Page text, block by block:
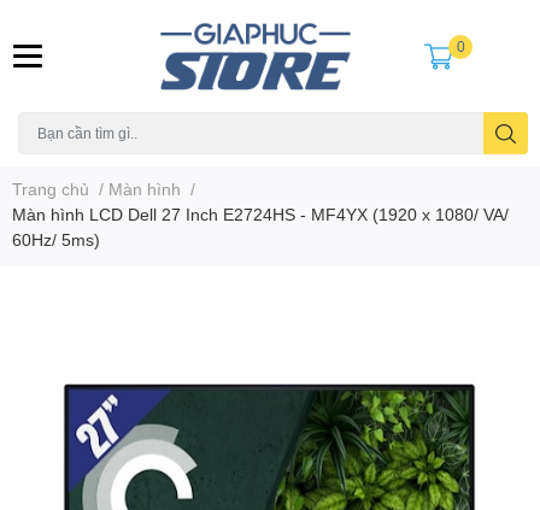
0
Trang chủ / Màn hình /
Màn hình LCD Dell 27 Inch E2724HS - MF4YX (1920 x 1080/ VA/
60Hz/ 5ms)